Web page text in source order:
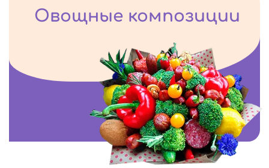
Овощные композиции